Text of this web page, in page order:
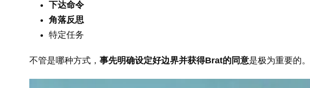
下达命令
角落反思
特定任务
不管是哪种方式， 事先明确设定好边界并获得Brat的同意是极为重要的。